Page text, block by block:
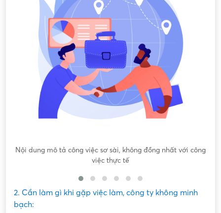
Nội dung mô tả công việc sơ sài, không đồng nhất với công
việc thực tế
2. Cần làm gì khi gặp việc làm, công ty không minh
bạch: